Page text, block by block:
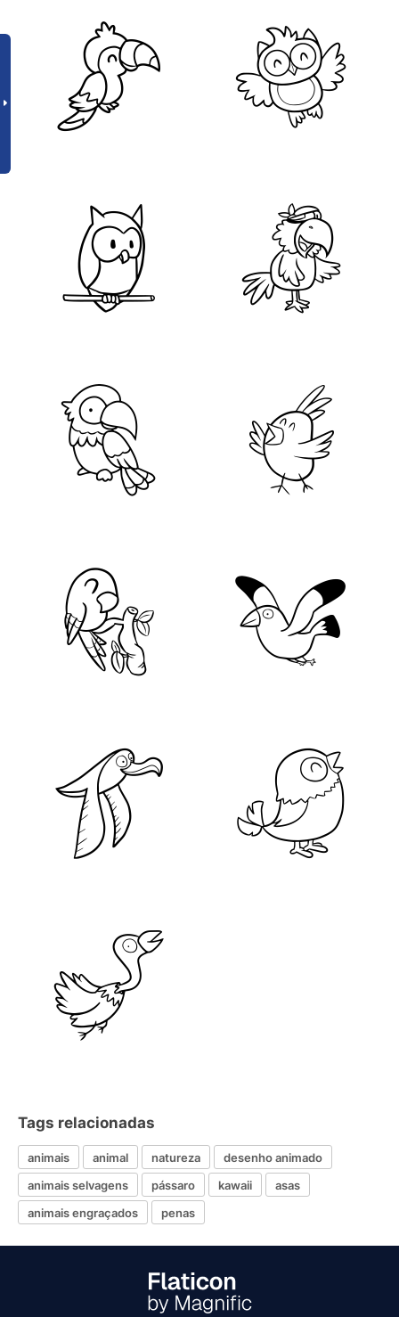
Tags relacionadas
animais animal natureza
desenho animado
animais selvagens
pássaro kawaii
asas
animais engraçados
penas